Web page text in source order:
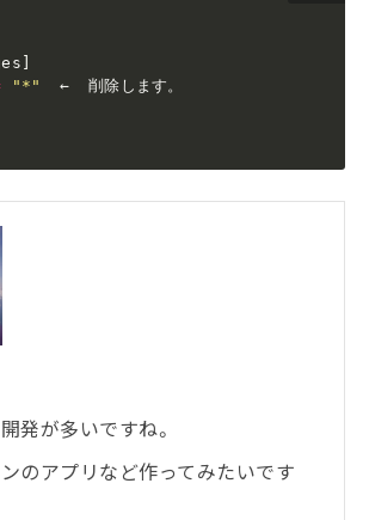
"*"
  ←  削除します。
発が多いですね。
のアプリなど作ってみたいです